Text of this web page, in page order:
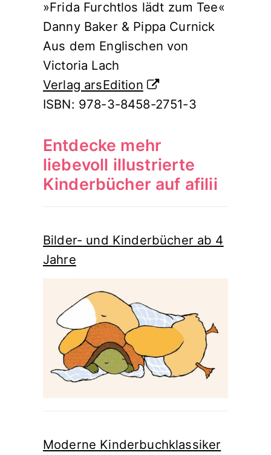
»Frida Furchtlos lädt zum Tee«
Danny Baker & Pippa Curnick
Aus dem Englischen von
Victoria Lach
Verlag arsEdition
ISBN: 978-3-8458-2751-3
Entdecke mehr
liebevoll illustrierte
Kinderbücher auf afilii
Bilder- und Kinderbücher ab 4
Jahre
Moderne Kinderbuchklassiker